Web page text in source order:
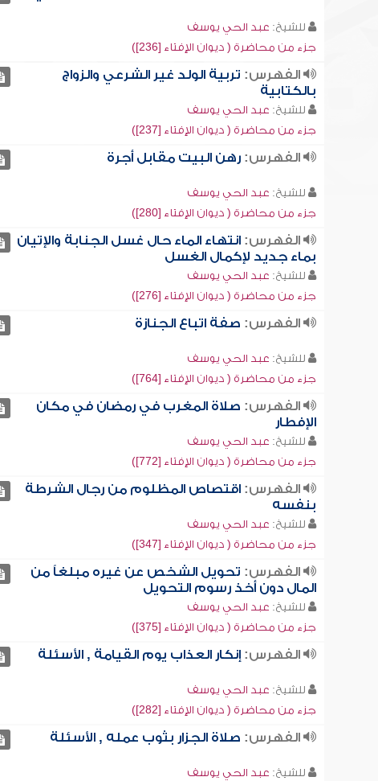
للشيخ: عبد الحي يوسف
جزء من محاضرة ( ديوان الإفتاء [236])
الفهرس: تربية الولد غير الشرعي والزواج
بالكتابية
للشيخ: عبد الحي يوسف
جزء من محاضرة ( ديوان الإفتاء [237])
الفهرس:رهن البيت مقابل أجرة
للشيخ: عبد الحي يوسف
جزء من محاضرة ( ديوان الإفتاء [280])
الفهرس:انتهاء الماء حال غسل الجنابة والإتيان
بماء جديد لإكمال الغسل
للشيخ: عبد الحي يوسف
جزء من محاضرة ( ديوان الإفتاء [276])
الفهرس: صفة اتباع الجنازة
للشيخ: عبد الحي يوسف
جزء من محاضرة ( ديوان الإفتاء [764])
الفهرس: صلاة المغرب في رمضان في مكان
الإفطار
للشيخ: عبد الحي يوسف
جزء من محاضرة ( ديوان الإفتاء [772])
الفهرس:اقتصاص المظلوم من رجال الشرطة
بنفسه
للشيخ: عبد الحي يوسف
جزء من محاضرة ( ديوان الإفتاء [347])
الفهرس: تحويل الشخص عن غيره مبلغاً من
المال دون أخذ رسوم التحويل
للشيخ: عبد الحي يوسف
جزء من محاضرة ( ديوان الإفتاء [375])
الفهرس:إنكار العذاب يوم القيامة , الأسئلة
للشيخ: عبد الحي يوسف
جزء من محاضرة ( ديوان الإفتاء [282])
الفهرس: صلاة الجزار بثوب عمله , الأسئلة
للشيخ: عبد الحي يوسف